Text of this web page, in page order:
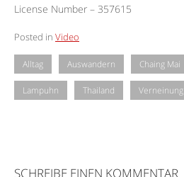
License Number – 357615
Posted in Video
Alltag Auswandern Chaing Mai
Lampuhn Thailand Verneinung
SCHREIBE EINEN KOMMENTAR